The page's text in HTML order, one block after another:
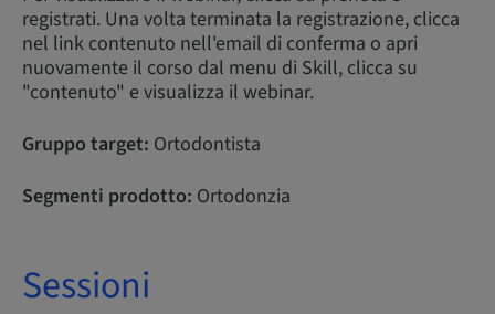
registrati. Una volta terminata la registrazione, clicca
nel link contenuto nell'email di conferma o apri
nuovamente il corso dal menu di Skill, clicca su
"contenuto" e visualizza il webinar.
Gruppo target: Ortodontista
Segmenti prodotto: Ortodonzia
Sessioni